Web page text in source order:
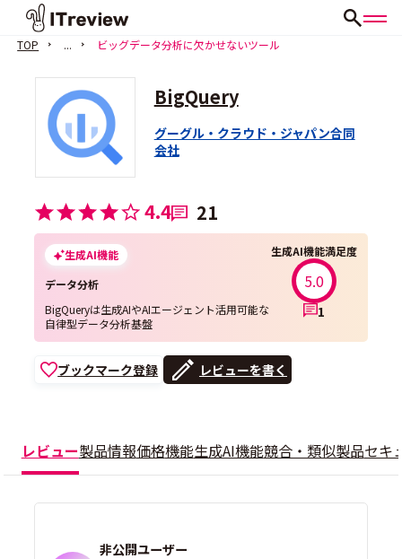
TOP ... ビッグデータ分析に欠かせないツール
BigQuery
グーグル・クラウド・ジャパン合同
会社
4.4 21
生成AI機能
データ分析
BigQueryは生成AIやAIエージェント活用可能な
自律型データ分析基盤
生成AI機能満足度
5.0
1
ブックマーク登録 レビューを書く
レビュー製品情報価格機能生成AI機能競合・類似製品セキ
非公開ユーザー